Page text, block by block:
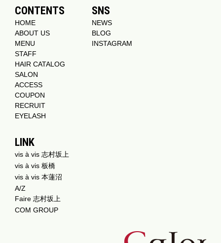
CONTENTS
HOME
ABOUT US
MENU
STAFF
HAIR CATALOG
SALON
ACCESS
COUPON
RECRUIT
EYELASH
SNS
NEWS
BLOG
INSTAGRAM
LINK
vis à vis 志村坂上
vis à vis 板橋
vis à vis 本蓮沼
A/Z
Faire 志村坂上
COM GROUP